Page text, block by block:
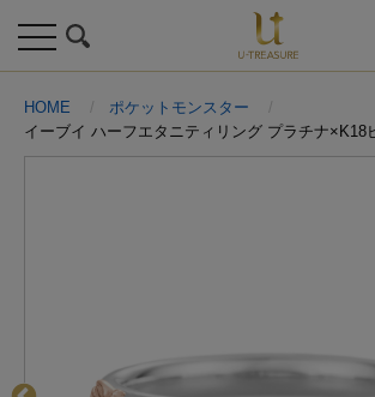
toggle
navigation
HOME
ポケットモンスター
イーブイ ハーフエタニティリング プラチナ×K18